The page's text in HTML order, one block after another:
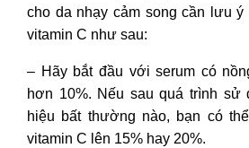
cho da nhạy cảm song cần lưu
vitamin C như sau:
– Hãy bắt đầu với serum có
hơn 10%. Nếu sau quá trình sử
hiệu bất thường nào, bạn có
vitamin C lên 15% hay 20%.